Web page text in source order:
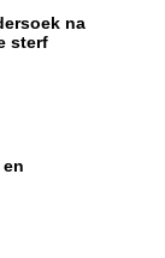
na
sterf